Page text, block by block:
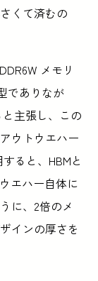
くて済むの
メモリ
でありなが
主張し、この
ウトウエハー
ると、HBMと
エハー自体に
に、2倍のメ
インの厚さを